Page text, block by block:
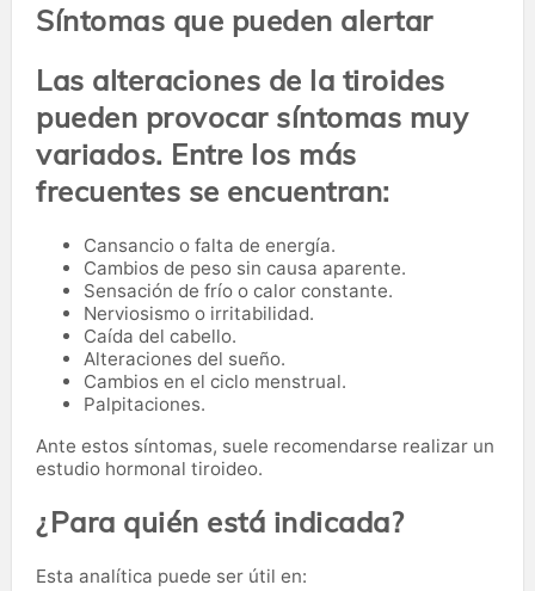
Síntomas que pueden alertar
Las alteraciones de la tiroides
pueden provocar síntomas muy
variados. Entre los más
frecuentes se encuentran:
Cansancio o falta de energía.
Cambios de peso sin causa aparente.
Sensación de frío o calor constante.
Nerviosismo o irritabilidad.
Caída del cabello.
Alteraciones del sueño.
Cambios en el ciclo menstrual.
Palpitaciones.
Ante estos síntomas, suele recomendarse realizar un
estudio hormonal tiroideo.
¿Para quién está indicada?
Esta analítica puede ser útil en: